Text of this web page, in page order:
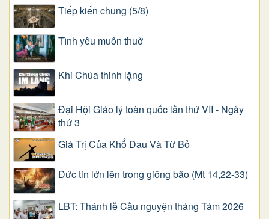
Tiếp kiến chung (5/8)
Tình yêu muôn thuở
Khi Chúa thinh lặng
Đại Hội Giáo lý toàn quốc lần thứ VII - Ngày
thứ 3
Giá Trị Của Khổ Ðau Và Từ Bỏ
Đức tin lớn lên trong giông bão (Mt 14,22-33)
LBT: Thánh lễ Cầu nguyện tháng Tám 2026